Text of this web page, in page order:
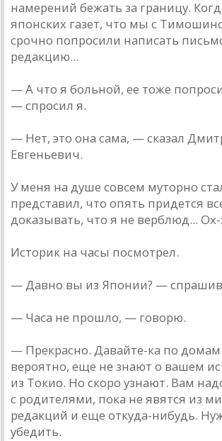
намерений бежать за границу.
японских газет, что мы с
срочно попросили написать
редакцию...
— А что я больной, ее тоже
— спросил я.
— Нет, это она сама, — сказал
Евгеньевич.
У меня на душе совсем муторно
представил, что опять придется
доказывать, что я не верблюд... Ох-
Историк на часы посмотрел.
— Давно вы из Японии? —
— Часа не прошло, — говорю.
— Прекрасно. Давайте-ка по
вероятно, еще не знают о вашем
из Токио. Но скоро узнают. Вам
с родителями, пока не явятся из
редакций и еще откуда-нибудь.
убедить.